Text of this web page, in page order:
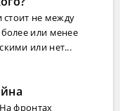
стоит не между
или менее
или нет...
фронтах